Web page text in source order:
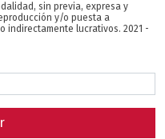
sin previa, expresa y
y/o puesta a
indirectamente lucrativos. 2021 -